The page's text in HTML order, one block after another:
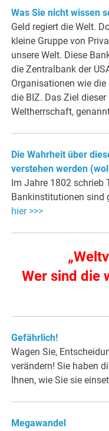
Was Sie nicht wissen
Geld regiert die Welt.
kleine Gruppe von
unsere Welt. Diese
die Zentralbank der
Organisationen wie die
die BIZ. Das Ziel
Weltherrschaft,
Die Wahrheit über
verstehen werden
Im Jahre 1802
Bankinstitutionen sind
hier >>>
Wer sind die
Gefährlich!
Wagen Sie,
verändern! Sie haben
Ihnen, wie Sie sie
Megawandel